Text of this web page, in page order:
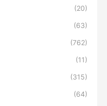
(20)
(63)
(762)
(11)
(315)
(64)